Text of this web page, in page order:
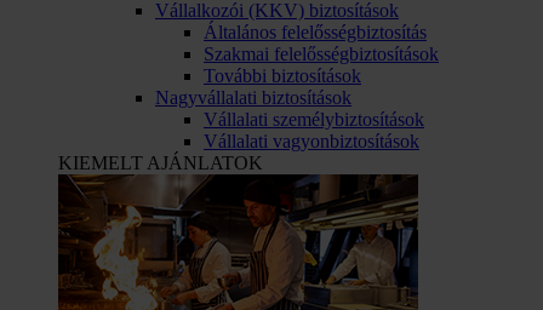
Vállalkozói (KKV) biztosítások
Általános felelősségbiztosítás
Szakmai felelősségbiztosítások
További biztosítások
Nagyvállalati biztosítások
Vállalati személybiztosítások
Vállalati vagyonbiztosítások
KIEMELT AJÁNLATOK